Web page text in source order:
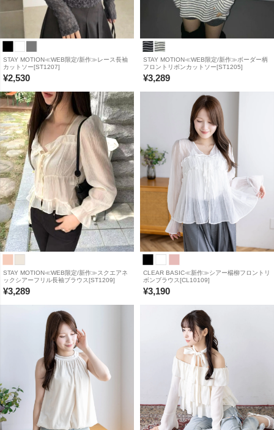
STAY MOTION≪WEB限定/新作≫レース長袖
カットソー[ST1207]
¥2,530
STAY MOTION≪WEB限定/新作≫ボーダー柄
フロントリボンカットソー[ST1205]
¥3,289
STAY MOTION≪WEB限定/新作≫スクエアネ
ックシアーフリル長袖ブラウス[ST1209]
¥3,289
CLEAR BASIC≪新作≫シアー楊柳フロントリ
ボンブラウス[CL10109]
¥3,190